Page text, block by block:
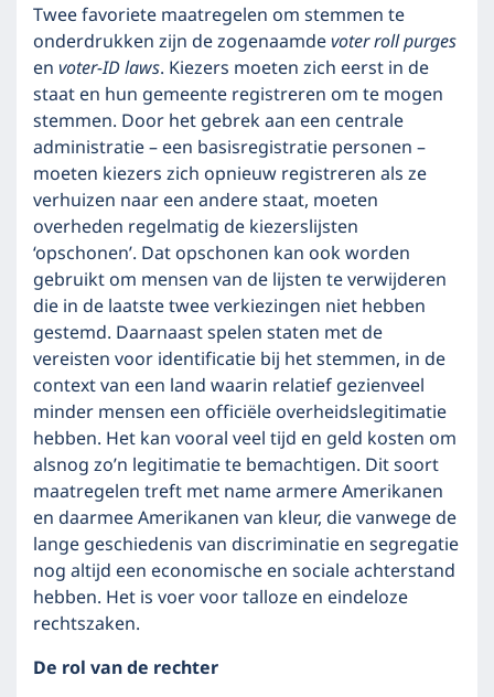
Twee favoriete maatregelen om stemmen te
onderdrukken zijn de zogenaamdevoter roll purges
envoter-ID laws. Kiezers moeten zich eerst in de
staat en hun gemeente registreren om te mogen
stemmen. Door het gebrek aan een centrale
administratie – een basisregistratie personen –
moeten kiezers zich opnieuw registreren als ze
verhuizen naar een andere staat, moeten
overheden regelmatig de kiezerslijsten
‘opschonen’. Dat opschonen kan ook worden
gebruikt om mensen van de lijsten te verwijderen
die in de laatste twee verkiezingen niet hebben
gestemd. Daarnaast spelen staten met de
vereisten voor identificatie bij het stemmen, in de
context van een land waarin relatief gezienveel
minder mensen een officiële overheidslegitimatie
hebben. Het kan vooral veel tijd en geld kosten om
alsnog zo’n legitimatie te bemachtigen. Dit soort
maatregelen treft met name armere Amerikanen
en daarmee Amerikanen van kleur, die vanwege de
lange geschiedenis van discriminatie en segregatie
nog altijd een economische en sociale achterstand
hebben. Het is voer voor talloze en eindeloze
rechtszaken.
De rol van de rechter